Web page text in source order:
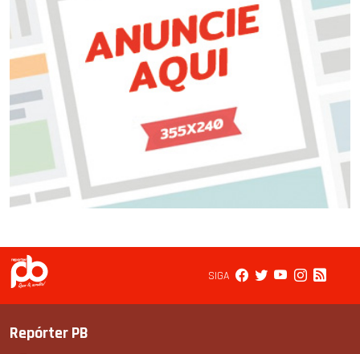
SIGA
Repórter PB